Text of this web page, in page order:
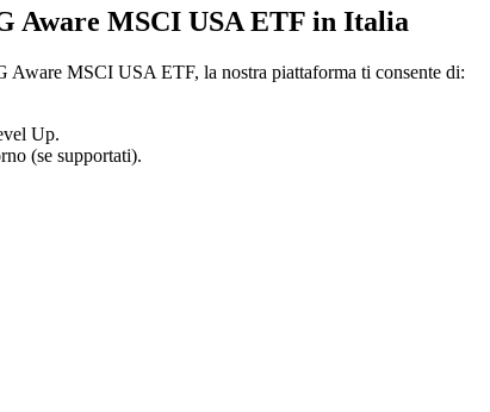
Aware MSCI USA ETF in Italia
Aware MSCI USA ETF, la nostra piattaforma ti consente di:
Up.
(se supportati).